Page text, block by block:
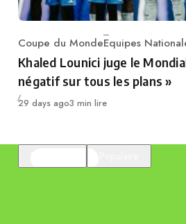
Category
Coupe du MondeEquipes
Khaled Lounici juge le
négatif sur tous les plans »
Publié
29 days ago3 min lire